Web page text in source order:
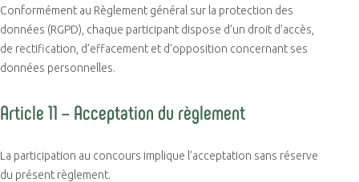
Conformément au Règlement général sur la protection des
données (RGPD), chaque participant dispose d’un droit d’accès,
de rectification, d’effacement et d’opposition concernant ses
données personnelles.
Article 11 – Acceptation du règlement
La participation au concours implique l’acceptation sans réserve
du présent règlement.